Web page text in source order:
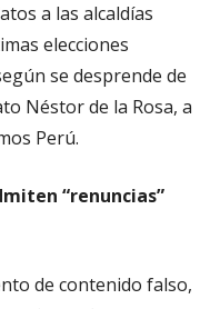
a las alcaldías
elecciones
se desprende de
Néstor de la Rosa, a
Perú.
“renuncias”
de contenido falso,